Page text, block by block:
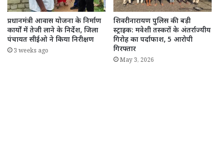
प्रधानमंत्री आवास योजना के निर्माण
कार्यों में तेजी लाने के निर्देश, जिला
पंचायत सीईओ ने किया निरीक्षण
3 weeks ago
शिवरीनारायण पुलिस की बड़ी
स्ट्राइक: मवेशी तस्करों के अंतर्राज्यीय
गिरोह का पर्दाफाश, 5 आरोपी
गिरफ्तार
May 3, 2026